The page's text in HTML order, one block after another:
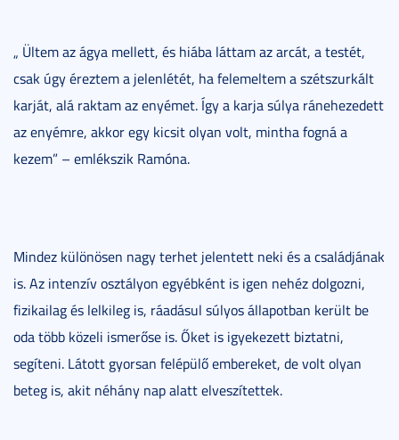
„ Ültem az ágya mellett, és hiába láttam az arcát, a testét,
csak úgy éreztem a jelenlétét, ha felemeltem a szétszurkált
karját, alá raktam az enyémet. Így a karja súlya ránehezedett
az enyémre, akkor egy kicsit olyan volt, mintha fogná a
kezem” – emlékszik Ramóna.
Mindez különösen nagy terhet jelentett neki és a családjának
is. Az intenzív osztályon egyébként is igen nehéz dolgozni,
fizikailag és lelkileg is, ráadásul súlyos állapotban került be
oda több közeli ismerőse is. Őket is igyekezett biztatni,
segíteni. Látott gyorsan felépülő embereket, de volt olyan
beteg is, akit néhány nap alatt elveszítettek.